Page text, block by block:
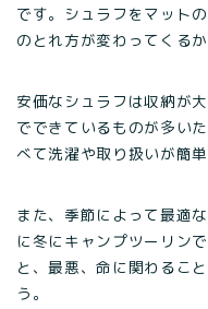
です。シュラフをマット
のとれ方が変わってくるか
安価なシュラフは収納が
でできているものが多い
べて洗濯や取り扱いが簡
また、季節によって最適
に冬にキャンプツーリン
と、最悪、命に関わるこ
う。